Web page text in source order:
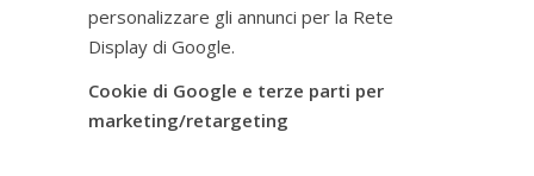
personalizzare gli annunci per la Rete
Display di Google.
Cookie di Google e terze parti per
marketing/retargeting